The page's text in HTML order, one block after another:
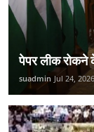
पेपर लीक रोकने
suadmin Jul 24, 2026